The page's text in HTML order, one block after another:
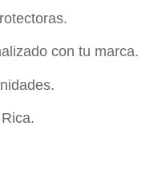
con tu marca.